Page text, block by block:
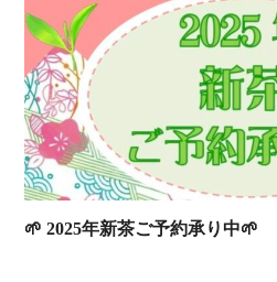
🌱 2025年新茶ご予約承り中🌱